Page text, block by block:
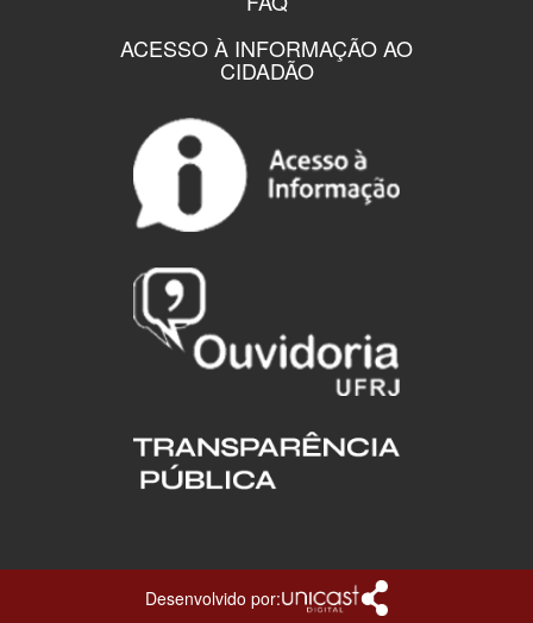
ACESSO À INFORMAÇÃO AO
CIDADÃO
Desenvolvido por: